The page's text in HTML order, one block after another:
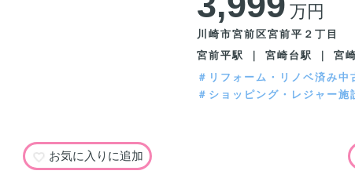
万円
川崎市宮前区宮前平２丁目
宮前平駅 ｜ 宮崎台駅 ｜ 宮
＃リフォーム・リノベ済み中
＃ショッピング・レジャー施
お気に入りに追加